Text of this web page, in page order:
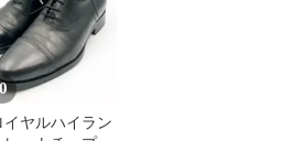
Explorer
01 39 メ
ーファー ド
ーズ
イヤルハイラン